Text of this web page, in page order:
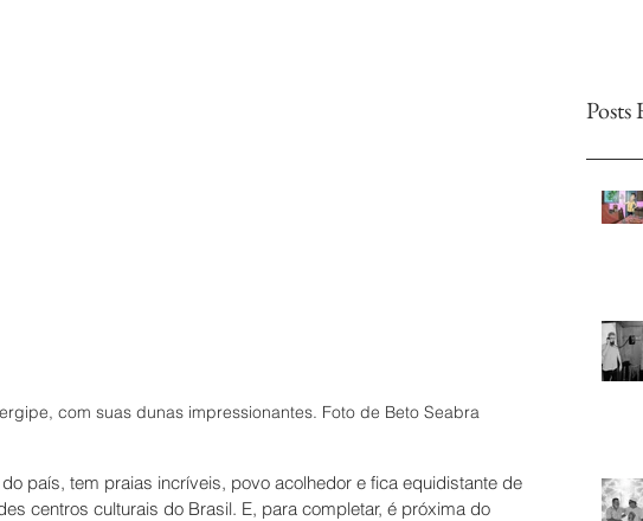
com suas dunas impressionantes. Foto de Beto Seabra
país, tem praias incríveis, povo acolhedor e fica equidistante de
centros culturais do Brasil. E, para completar, é próxima do
Posts